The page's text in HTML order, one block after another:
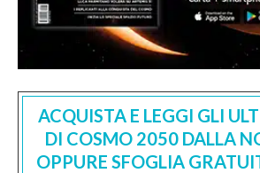
ACQUISTA E LEGGI GLI
DI COSMO 2050 DALLA
OPPURE SFOGLIA